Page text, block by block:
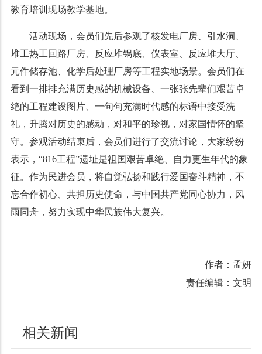
教育培训现场教学基地。
活动现场，会员们先后参观了核发电厂房、引水洞、
堆工热工回路厂房、反应堆锅底、仪表室、反应堆大厅、
元件储存池、化学后处理厂房等工程实地场景。会员们在
看到一排排充满历史感的机械设备、一张张先辈们艰苦卓
绝的工程建设图片、一句句充满时代感的标语中接受洗
礼，升腾对历史的感动，对和平的珍视，对家国情怀的坚
守。参观活动结束后，会员们进行了交流讨论，大家纷纷
表示，“816工程”遗址是祖国艰苦卓绝、自力更生年代的象
征。作为民进会员，将自觉弘扬和践行爱国奋斗精神，不
忘合作初心、共担历史使命，与中国共产党同心协力，风
雨同舟，努力实现中华民族伟大复兴。
作者：孟妍
责任编辑：文明
相关新闻